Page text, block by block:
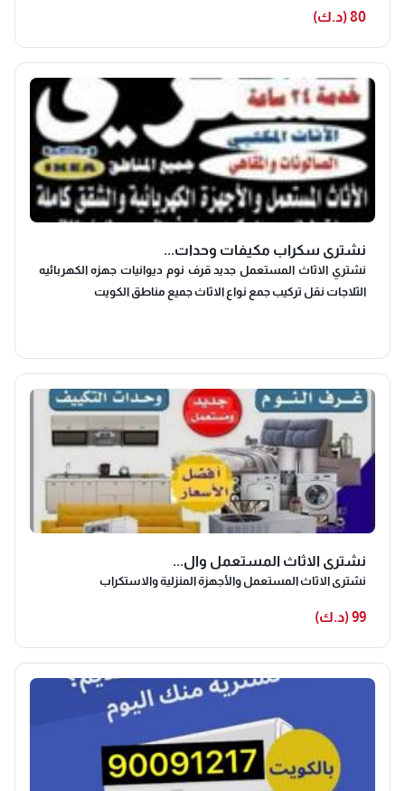
80 (د.ك)
نشتري سكراب مكيفات وحدات...
نشتري الاثاث المستعمل جديد قرف نوم ديوانيات جهزه الكهربائيه
الثلاجات نقل تركيب جمع نواع الاثاث جميع مناطق الكويت
نشترى الاثاث المستعمل وال...
نشترى الاثاث المستعمل والأجهزة المنزلية والاستكراب
99 (د.ك)